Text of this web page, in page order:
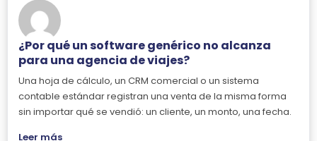
¿Por qué un software genérico no alcanza
para una agencia de viajes?
Una hoja de cálculo, un CRM comercial o un sistema
contable estándar registran una venta de la misma forma
sin importar qué se vendió: un cliente, un monto, una fecha.
Leer más